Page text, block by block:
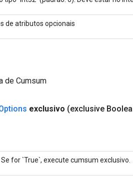
de atributos opcionais
de Cumsum
exclusivo (exclusive
Se for `True`, execute cumsum exclusivo.